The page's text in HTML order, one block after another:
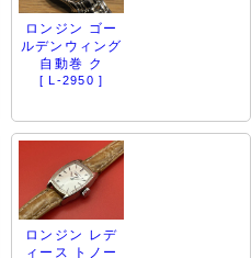
ロンジン ゴー
ルデンウィング
自動巻 ク
[ L-2950 ]
ロンジン レデ
ィース トノー